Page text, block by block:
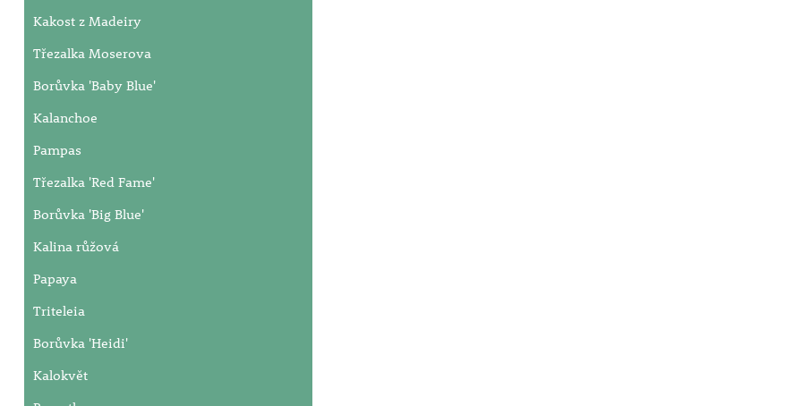
Kakost z Madeiry
Třezalka Moserova
Borůvka 'Baby Blue'
Kalanchoe
Pampas
Třezalka 'Red Fame'
Borůvka 'Big Blue'
Kalina růžová
Papaya
Triteleia
Borůvka 'Heidi'
Kalokvět